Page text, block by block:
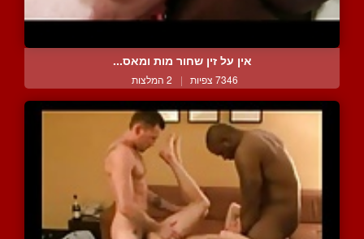
אין על זין שחור מות ומאס...
7346 צפיות | 2 המלצות